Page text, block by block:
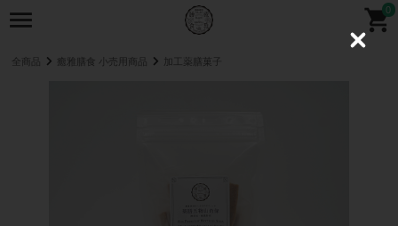
0
全商品 癒雅膳食 小売用商品 加工薬膳菓子
C